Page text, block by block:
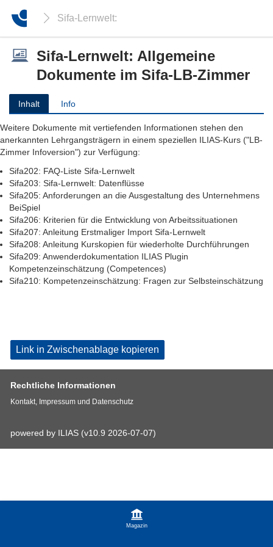
Sifa-Lernwelt: Allgemeine Dokumente im Sifa-
Magazin
Sifa-Lernwelt: Allgemeine
Dokumente im Sifa-LB-Zimmer
Inhalt Info
Weitere Dokumente mit vertiefenden Informationen stehen den
anerkannten Lehrgangsträgern in einem speziellen ILIAS-Kurs ("LB-
Zimmer Infoversion") zur Verfügung:
Sifa202: FAQ-Liste Sifa-Lernwelt
Sifa203: Sifa-Lernwelt: Datenflüsse
Sifa205: Anforderungen an die Ausgestaltung des Unternehmens
BeiSpiel
Sifa206: Kriterien für die Entwicklung von Arbeitssituationen
Sifa207: Anleitung Erstmaliger Import Sifa-Lernwelt
Sifa208: Anleitung Kurskopien für wiederholte Durchführungen
Sifa209: Anwenderdokumentation ILIAS Plugin
Kompetenzeinschätzung (Competences)
Sifa210: Kompetenzeinschätzung: Fragen zur Selbsteinschätzung
Link in Zwischenablage kopieren
Rechtliche Informationen
Kontakt, Impressum und Datenschutz
powered by ILIAS (v10.9 2026-07-07)